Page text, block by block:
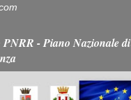
- Piano Nazionale di